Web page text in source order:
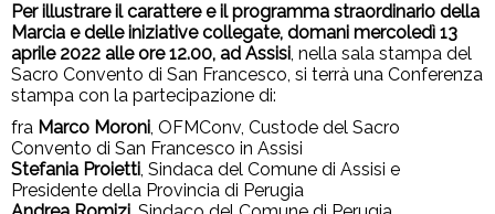
Per illustrare il carattere e il programma straordinario della
Marcia e delle iniziative collegate, domani mercoledì 13
aprile 2022 alle ore 12.00, ad Assisi, nella sala stampa del
Sacro Convento di San Francesco, si terrà una Conferenza
stampa con la partecipazione di:
fra Marco Moroni, OFMConv, Custode del Sacro
Convento di San Francesco in Assisi
Stefania Proietti, Sindaca del Comune di Assisi e
Presidente della Provincia di Perugia